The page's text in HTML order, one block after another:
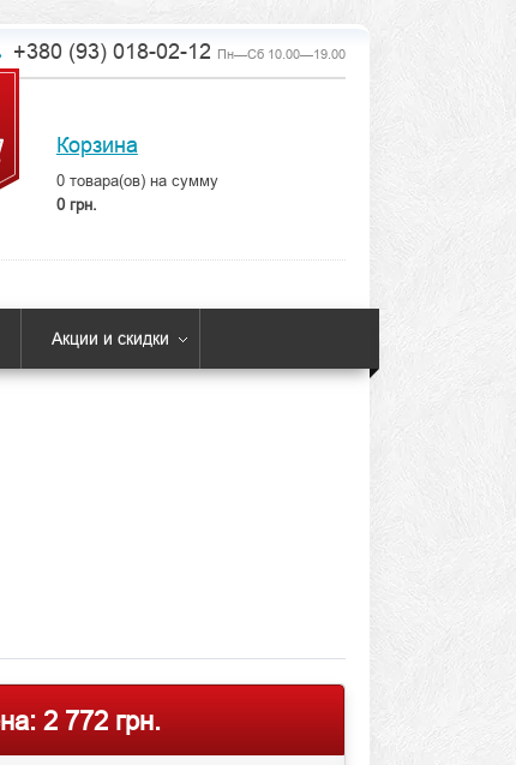
+380 (93) 018-02-12 Пн—Сб 10.00—19.00
Корзина
0товара(ов) на сумму
0 грн.
Акции и скидки
2 772 грн.